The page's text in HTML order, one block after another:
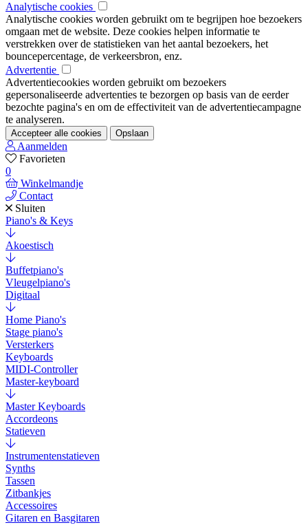
Analytische cookies
Analytische cookies worden gebruikt om te begrijpen hoe bezoekers
omgaan met de website. Deze cookies helpen informatie te
verstrekken over de statistieken van het aantal bezoekers, het
bouncepercentage, de verkeersbron, enz.
Advertentie
Advertentiecookies worden gebruikt om bezoekers
gepersonaliseerde advertenties te bezorgen op basis van de eerder
bezochte pagina's en om de effectiviteit van de advertentiecampagne
te analyseren.
Accepteer alle cookies Opslaan
Aanmelden
Favorieten
0
Winkelmandje
Contact
Sluiten
Piano's & Keys
Akoestisch
Buffetpiano's
Vleugelpiano's
Digitaal
Home Piano's
Stage piano's
Versterkers
Keyboards
MIDI-Controller
Master-keyboard
Master Keyboards
Accordeons
Statieven
Instrumentenstatieven
Synths
Tassen
Zitbankjes
Accessoires
Gitaren en Basgitaren